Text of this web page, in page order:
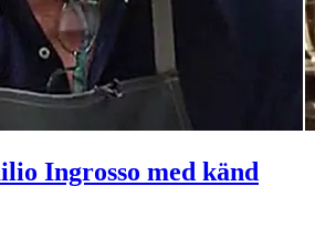
Ingrosso med känd